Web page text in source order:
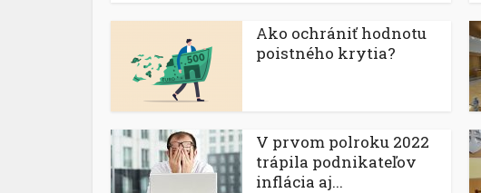
Ako ochrániť hodnotu
poistného krytia?
V prvom polroku 2022
trápila podnikateľov
inflácia aj...